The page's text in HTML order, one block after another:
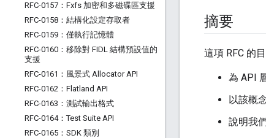
RFC-0157：Fxfs 加密和多磁碟區支援
RFC-0158：結構化設定存取者
RFC-0159：僅執行記憶體
RFC-0160：移除對 FIDL 結構預設值的
支援
RFC-0161：風景式 Allocator API
RFC-0162：Flatland API
RFC-0163：測試輸出格式
RFC-0164：Test Suite API
RFC-0165：SDK 類別
摘要
這項 RFC 的
為 API
以該概
說明我